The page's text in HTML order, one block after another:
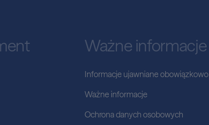
Ważne informacje
Informacje ujawniane obowiązkowo
Ważne informacje
Ochrona danych osobowych